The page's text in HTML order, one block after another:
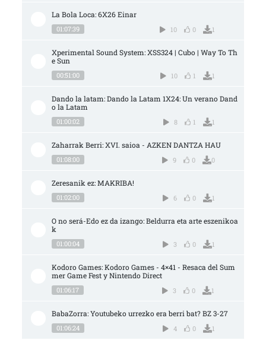
La Bola Loca: 6X26 Einar
01:07:39 10 0 1
Xperimental Sound System: XSS324 | Cubo | Way To Th
e Sun
00:51:00 10 1 1
Dando la latam: Dando la Latam 1X24: Un verano Dand
o la Latam
01:00:02 8 1 1
Zaharrak Berri: XVI. saioa - AZKEN DANTZA HAU
01:08:00 9 0 0
Zeresanik ez: MAKRIBA!
01:02:00 6 0 1
O no será-Edo ez da izango: Beldurra eta arte eszenikoa
k
01:00:04 3 0 1
Kodoro Games: Kodoro Games - 4×41 - Resaca del Sum
mer Game Fest y Nintendo Direct
01:06:17 3 0 1
BabaZorra: Youtubeko urrezko era berri bat? BZ 3-27
01:06:24 4 0 1